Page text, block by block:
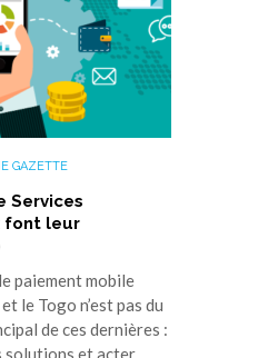
GAZETTE
Services
font leur
mobile
le Togo n’est pas du
de ces dernières :
solutions et acter